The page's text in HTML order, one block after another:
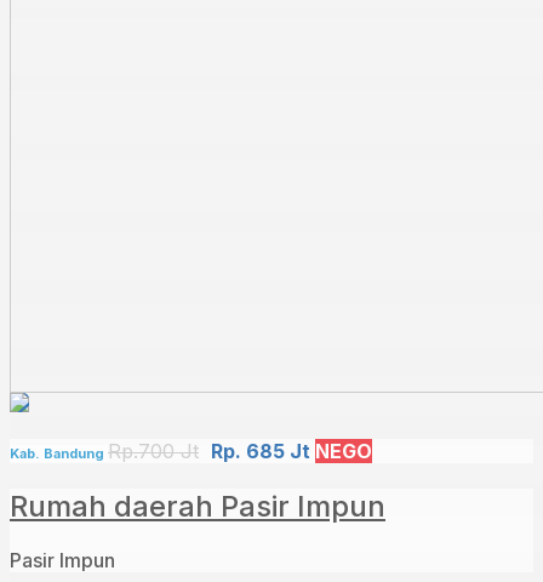
Kab. Bandung Rp.700 Jt Rp. 685 Jt NEGO
Rumah daerah Pasir Impun
Pasir Impun